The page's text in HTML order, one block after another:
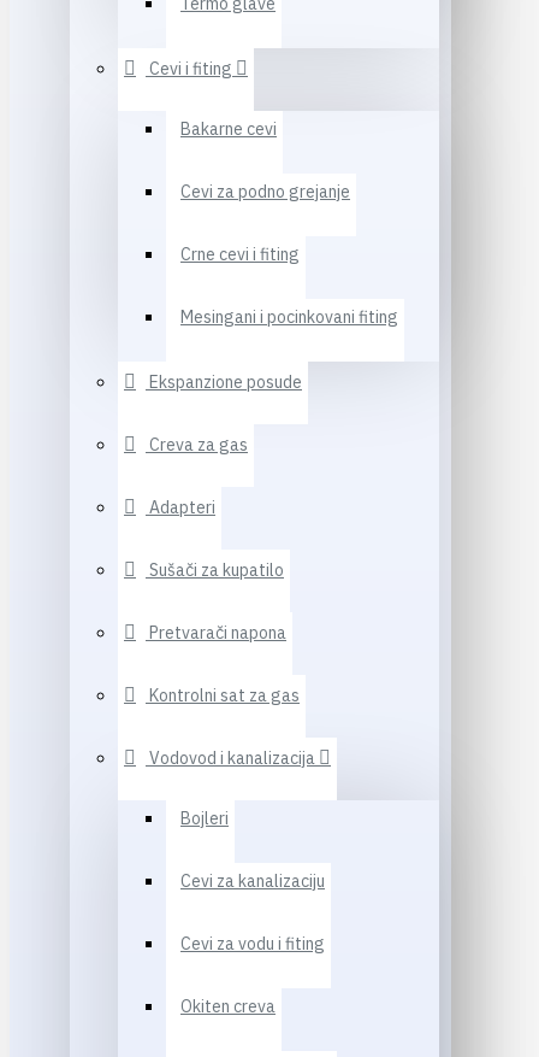
Cevi i fiting
Bakarne cevi
Cevi za podno grejanje
Crne cevi i fiting
Mesingani i pocinkovani fiting
Ekspanzione posude
Creva za gas
Adapteri
Sušači za kupatilo
Pretvarači napona
Kontrolni sat za gas
Vodovod i kanalizacija
Bojleri
Cevi za kanalizaciju
Cevi za vodu i fiting
Okiten creva